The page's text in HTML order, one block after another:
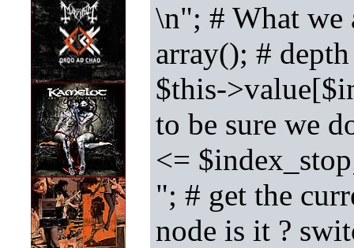
\n"; # What we
array(); #
$this-
to be sure we
<=
"; # get the
node is it ?